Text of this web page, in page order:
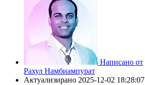
Написано от
Рахул Намбиампурат
Актуализирано 2025-12-02 18:28:07